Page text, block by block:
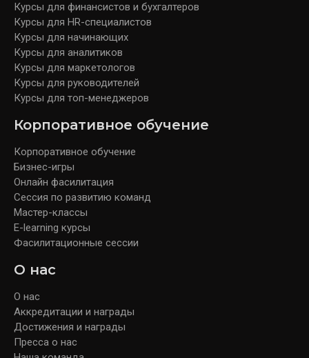
Курсы для финансистов и бухгалтеров
Курсы для HR-специалистов
Курсы для начинающих
Курсы для аналитиков
Курсы для маркетологов
Курсы для руководителей
Курсы для топ-менеджеров
Корпоративное обучение
Корпоративное обучение
Бизнес-игры
Онлайн фасилитация
Сессия по развитию команд
Мастер-классы
E-learning курсы
Фасилитационные сессии
О нас
О нас
Аккредитации и награды
Достижения и награды
Пресса о нас